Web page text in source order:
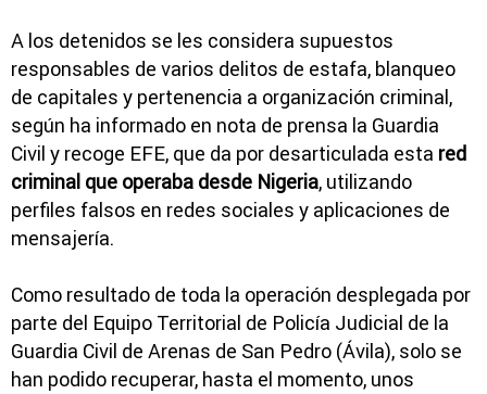
A los detenidos se les considera supuestos
responsables de varios delitos de estafa, blanqueo
de capitales y pertenencia a organización criminal,
según ha informado en nota de prensa la Guardia
Civil y recoge EFE, que da por desarticulada esta red
criminal que operaba desde Nigeria, utilizando
perfiles falsos en redes sociales y aplicaciones de
mensajería.
Como resultado de toda la operación desplegada por
parte del Equipo Territorial de Policía Judicial de la
Guardia Civil de Arenas de San Pedro (Ávila), solo se
han podido recuperar, hasta el momento, unos